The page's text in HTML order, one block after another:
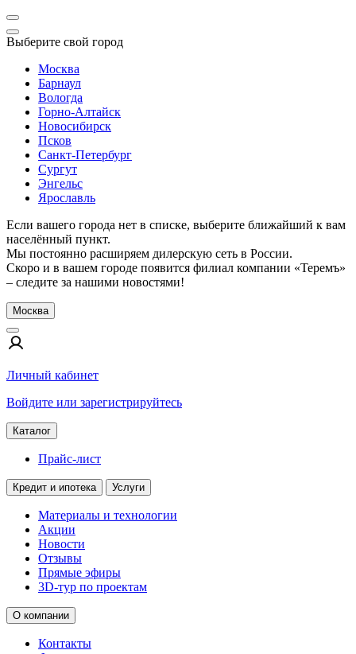
Выберите свой город
Москва
Барнаул
Вологда
Горно-Алтайск
Новосибирск
Псков
Санкт-Петербург
Сургут
Энгельс
Ярославль
Если вашего города нет в списке, выберите ближайший к вам
населённый пункт.
Мы постоянно расширяем дилерскую сеть в России.
Скоро и в вашем городе появится филиал компании «Теремъ»
– следите за нашими новостями!
Москва
Личный кабинет
Войдите или зарегистрируйтесь
Каталог
Прайс-лист
Кредит и ипотека Услуги
Материалы и технологии
Акции
Новости
Отзывы
Прямые эфиры
3D-тур по проектам
О компании
Контакты